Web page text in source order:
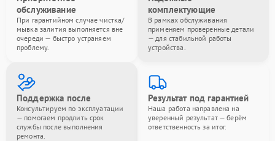
обслуживание
При гарантийном случае чистка/
мывка залития выполняется вне
очереди — быстро устраняем
проблему.
комплектующие
В рамках обслуживания
применяем проверенные детали
— для стабильной работы
устройства.
Поддержка после
Консультируем по эксплуатации
— помогаем продлить срок
службы после выполнения
ремонта.
Результат под гарантией
Наша работа направлена на
уверенный результат — берём
ответственность за итог.